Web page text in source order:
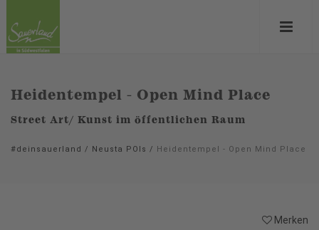
Heidentempel - Open Mind Place
Street Art/ Kunst im öffentlichen Raum
#deinsauerland / Neusta POIs / Heidentempel - Open Mind Place
Merken